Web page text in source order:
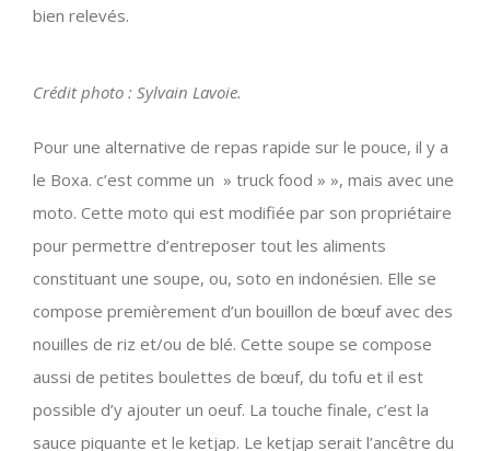
bien relevés.
Crédit photo : Sylvain Lavoie.
Pour une alternative de repas rapide sur le pouce, il y a
le Boxa. c’est comme un » truck food » », mais avec une
moto. Cette moto qui est modifiée par son propriétaire
pour permettre d’entreposer tout les aliments
constituant une soupe, ou, soto en indonésien. Elle se
compose premièrement d’un bouillon de bœuf avec des
nouilles de riz et/ou de blé. Cette soupe se compose
aussi de petites boulettes de bœuf, du tofu et il est
possible d’y ajouter un oeuf. La touche finale, c’est la
sauce piquante et le ketjap. Le ketjap serait l’ancêtre du